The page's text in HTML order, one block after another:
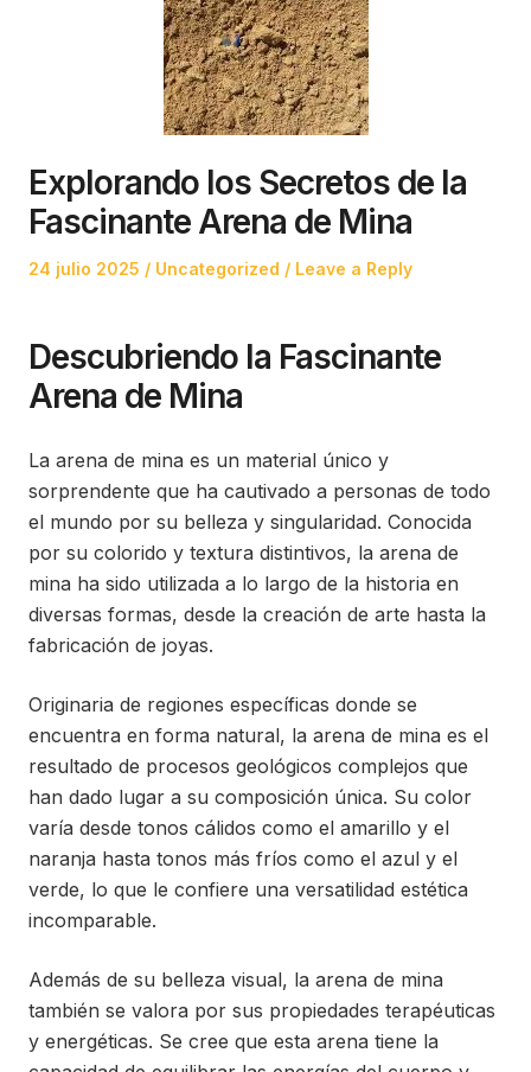
Explorando los Secretos de la
Fascinante Arena de Mina
Posted
24 julio 2025
Posted
Uncategorized Leave a Reply
Descubriendo la Fascinante
Arena de Mina
La arena de mina es un material único y
sorprendente que ha cautivado a personas de todo
el mundo por su belleza y singularidad. Conocida
por su colorido y textura distintivos, la arena de
mina ha sido utilizada a lo largo de la historia en
diversas formas, desde la creación de arte hasta la
fabricación de joyas.
Originaria de regiones específicas donde se
encuentra en forma natural, la arena de mina es el
resultado de procesos geológicos complejos que
han dado lugar a su composición única. Su color
varía desde tonos cálidos como el amarillo y el
naranja hasta tonos más fríos como el azul y el
verde, lo que le confiere una versatilidad estética
incomparable.
Además de su belleza visual, la arena de mina
también se valora por sus propiedades terapéuticas
y energéticas. Se cree que esta arena tiene la